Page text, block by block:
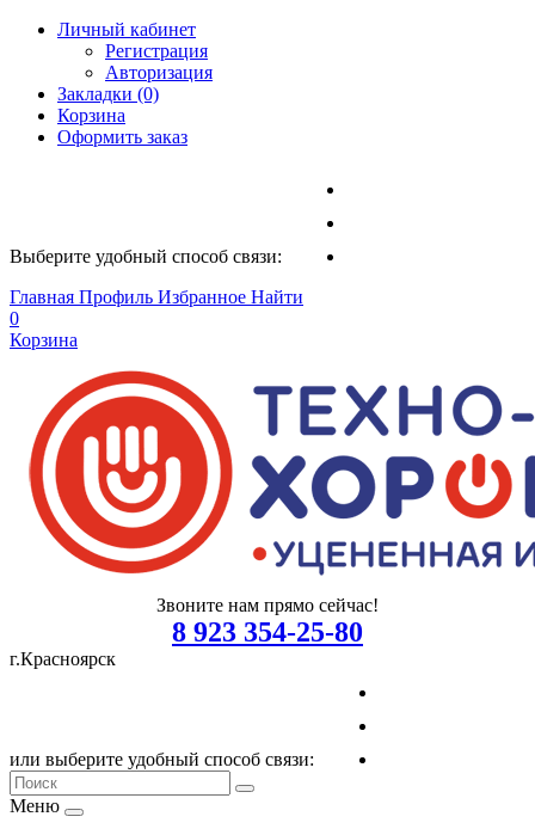
Личный кабинет
Регистрация
Авторизация
Закладки (0)
Корзина
Оформить заказ
Выберите удобный способ связи:
Главная Профиль Избранное Найти
0
Корзина
Звоните нам прямо сейчас!
8 923 354-25-80
г.Красноярск
или выберите удобный способ связи:
Меню